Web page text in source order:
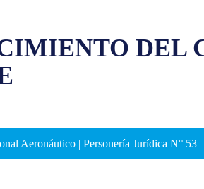
DEL
Aeronáutico | Personería Jurídica N° 53